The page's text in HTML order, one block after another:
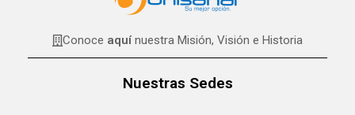
Conoce aquínuestra Misión, Visión e Historia
Nuestras Sedes